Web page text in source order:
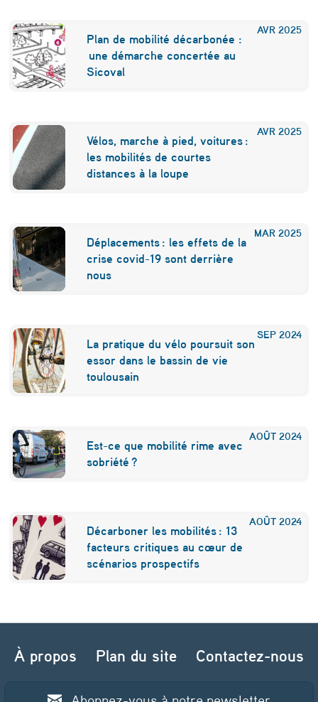
o
m
é
a
t
i
n
t
o
u
l
o
u
s
i
n
AVR 2025
Plan de mobilité décarbonée :
une démarche concertée au
Sicoval
AVR 2025
Vélos, marche à pied, voitures :
les mobilités de courtes
distances à la loupe
MAR 2025
Déplacements : les effets de la
crise covid-19 sont derrière
nous
SEP 2024
La pratique du vélo poursuit son
essor dans le bassin de vie
toulousain
AOÛT 2024
Est-ce que mobilité rime avec
sobriété ?
AOÛT 2024
Décarboner les mobilités : 13
facteurs critiques au cœur de
scénarios prospectifs
Navigation de l’article
À propos
Plan du site Contactez-nous